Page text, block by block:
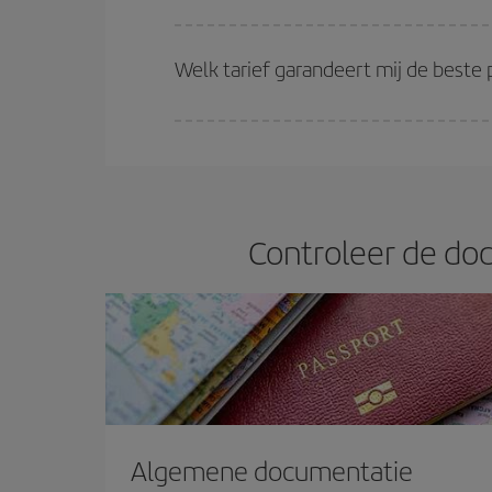
(economy) tarieven beschikbaar zijn of zijn
Welk tarief garandeert mij de beste
Controleer de
Algemene documentatie